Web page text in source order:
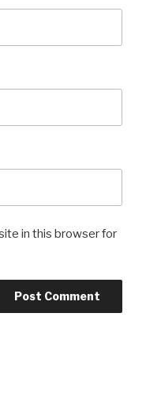
in this browser for